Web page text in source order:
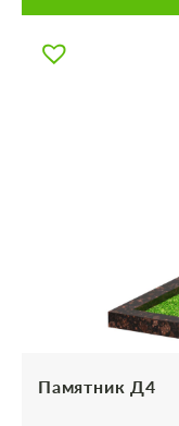
Памятник Д4